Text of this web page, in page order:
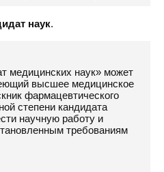
наук.
медицинских наук» может
высшее медицинское
фармацевтического
степени кандидата
научную работу и
требованиям